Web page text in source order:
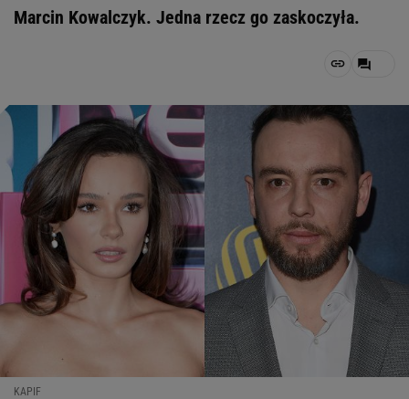
Marcin Kowalczyk. Jedna rzecz go zaskoczyła.
KAPIF